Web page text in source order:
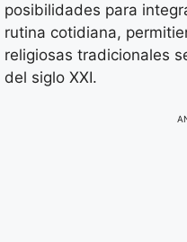
posibilidades para
rutina cotidiana,
religiosas tradicionales
del siglo XXI.